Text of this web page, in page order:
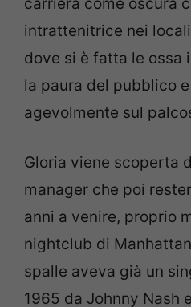
intrattenitrice nei
dove si è fatta le ossa
la paura del pubblico
agevolmente sul
Gloria viene scoperta
manager che poi
anni a venire, proprio
nightclub di
spalle aveva già un
1965 da Johnny Nash